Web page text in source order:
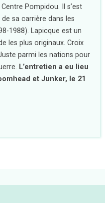
Pompidou. Il s’est
sa carrière dans les
1988). Lapicque est un
les plus originaux. Croix
parmi les nations pour
L’entretien a eu lieu
et Junker, le 21